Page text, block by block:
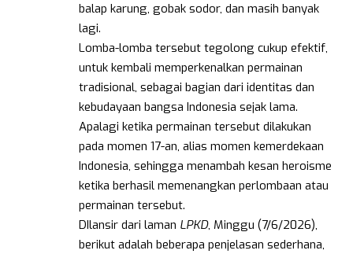
balap karung, gobak sodor, dan masih banyak
lagi.
Lomba-lomba tersebut tegolong cukup efektif,
untuk kembali memperkenalkan permainan
tradisional, sebagai bagian dari identitas dan
kebudayaan bangsa Indonesia sejak lama.
Apalagi ketika permainan tersebut dilakukan
pada momen 17-an, alias momen kemerdekaan
Indonesia, sehingga menambah kesan heroisme
ketika berhasil memenangkan perlombaan atau
permainan tersebut.
DIlansir dari laman LPKD, Minggu (7/6/2026),
berikut adalah beberapa penjelasan sederhana,